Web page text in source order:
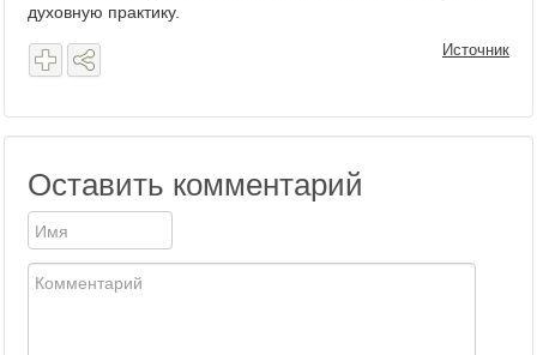
духовную практику.
Источник
Оставить комментарий